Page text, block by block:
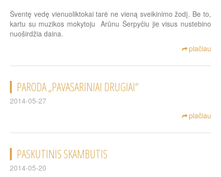
Šventę vedę vienuoliktokai tarė ne vieną sveikinimo žodį. Be to,
kartu su muzikos mokytoju Arūnu Šerpyčiu jie visus nustebino
nuoširdžia daina.
plačiau
PARODA „PAVASARINIAI DRUGIAI“
2014-05-27
plačiau
PASKUTINIS SKAMBUTIS
2014-05-20